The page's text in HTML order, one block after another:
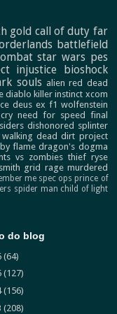
gold call of duty far
battlefield
star wars pes
injustice bioshock
souls alien red dead
diablo killer instinct xcom
deus ex f1 wolfenstein
need for speed final
dishonored splinter
walking dead dirt project
flame dragon's dogma
vs zombies thief ryse
grid rage murdered
me spec ops prince of
spider man child of light
do blog
(64)
(127)
(156)
(208)